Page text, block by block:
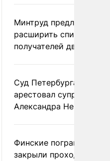
Минтруд предложил
расширить список
получателей двух
Суд Петербурга заочно
арестовал супругу
Александра Невзорова
Финские пограничники
закрыли проходы для